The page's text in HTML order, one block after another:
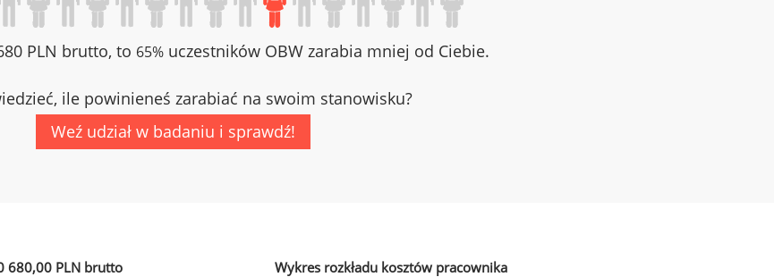
PLN brutto, to 65% uczestników OBW zarabia mniej od Ciebie.
ile powinieneś zarabiać na swoim stanowisku?
Weź udział w badaniu i sprawdź!
680,00 PLN brutto Wykres rozkładu kosztów pracownika